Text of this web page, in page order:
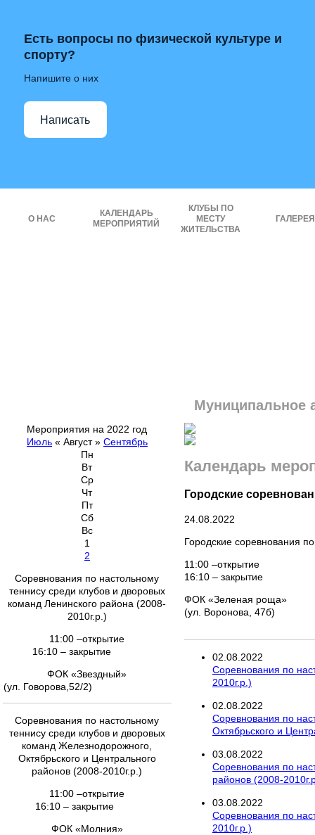
Есть вопросы по физической культуре и
спорту?
Напишите о них
Написать
О НАС
КАЛЕНДАРЬ
МЕРОПРИЯТИЙ
КЛУБЫ ПО
МЕСТУ
ЖИТЕЛЬСТВА
ГАЛЕРЕЯ
Муниципальное
Мероприятия на 2022 год
Июль « Август» Сентябрь
Пн
Вт
Ср
Чт
Пт
Сб
Вс
1
2
Соревнования по настольному
теннису среди клубов и дворовых
команд Ленинского района (2008-
2010г.р.)
11:00 –открытие
16:10 – закрытие
ФОК «Звездный»
(ул. Говорова,52/2)
Соревнования по настольному
теннису среди клубов и дворовых
команд Железнодорожного,
Октябрьского и Центрального
районов (2008-2010г.р.)
11:00 –открытие
16:10 – закрытие
ФОК «Молния»
Календарь
Городские
24.08.2022
Городские соревнования
11:00 –открытие
16:10 – закрытие
ФОК «Зеленая роща»
(ул.
02.08.2022
Соревнования по
2010г.р.)
02.08.2022
Соревнования по
Октябрьского и
03.08.2022
Соревнования по
районов (2008-
03.08.2022
Соревнования по
2010г.р.)